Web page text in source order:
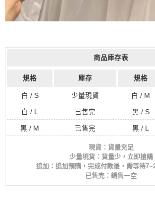
商品庫存表
規格 庫存 規格
白 / S 少量現貨 白 / M
白 / L 已售完 黑 / S
黑 / M 已售完 黑 / L
現貨：貨量充足
少量現貨：貨量少，立即搶購
追加：追加預購，完成付款後，需等待
已售完：銷售一空